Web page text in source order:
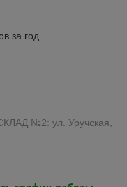
за год
№2: ул. Уручская,